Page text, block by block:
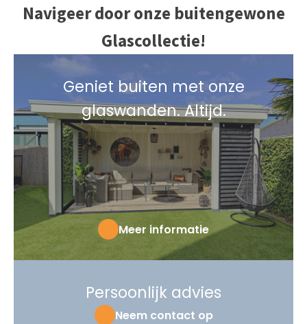
Navigeer door onze buitengewone
Glascollectie!
Geniet buiten met onze
glaswanden. Altijd.
Meer informatie
Persoonlijk advies
Neem contact op